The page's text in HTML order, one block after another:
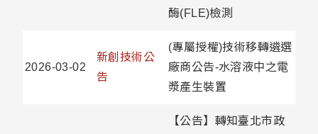
酶(FLE)檢測
2026-03-02
新創技術公
告
(專屬授權)技術移轉遴選
廠商公告-水溶液中之電
漿產生裝置
【公告】轉知臺北市政